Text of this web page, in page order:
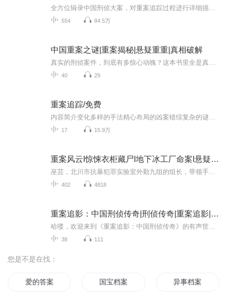
554 84.5万
中国重案之谜|重案揭秘|悬疑重重|真相破解
40 29
重案追踪/免费
17 15.9万
重案风云I惊悚衣柜藏尸I地下冰工厂命案I悬疑高分
402 4818
重案追影：中国刑侦传奇|刑侦传奇|重案追影|正义出
38 111
您是不是在找：
爱的答案 国宝档案 异事档案